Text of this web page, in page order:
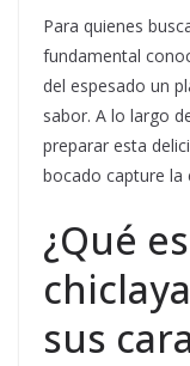
Para quienes
fundamental
del espesado un
sabor. A lo largo
preparar esta
bocado capture la
¿Qué
sus